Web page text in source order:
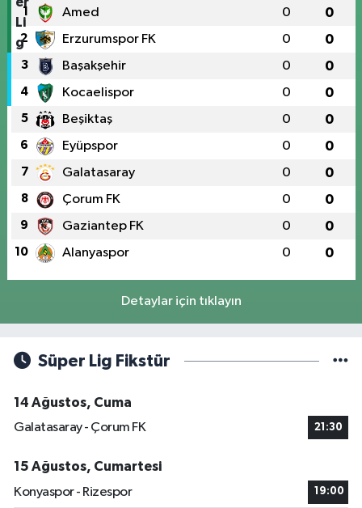
1 Amed 0 0
2 Erzurumspor FK 0 0
3 Başakşehir 0 0
4 Kocaelispor 0 0
5 Beşiktaş 0 0
6 Eyüpspor 0 0
7 Galatasaray 0 0
8 Çorum FK 0 0
9 Gaziantep FK 0 0
10 Alanyaspor 0 0
Detaylar için tıklayın
Süper Lig Fikstür
14 Ağustos, Cuma
Galatasaray - Çorum FK
21:30
15 Ağustos, Cumartesi
Konyaspor - Rizespor
19:00